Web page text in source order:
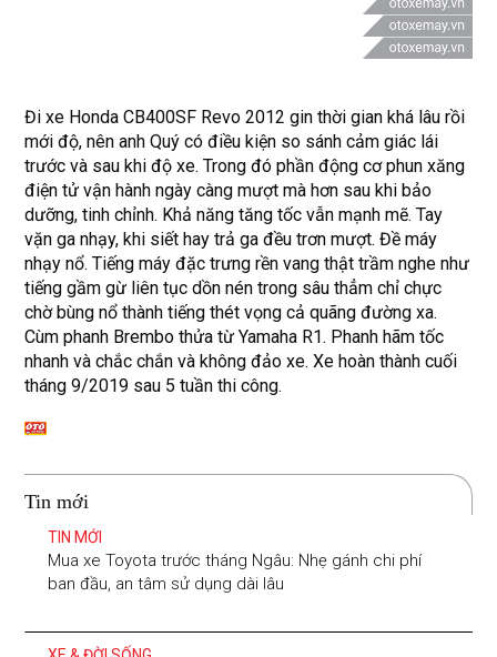
Đi xe Honda CB400SF Revo 2012 gin thời gian khá lâu rồi
mới độ, nên anh Quý có điều kiện so sánh cảm giác lái
trước và sau khi độ xe. Trong đó phần động cơ phun xăng
điện tử vận hành ngày càng mượt mà hơn sau khi bảo
dưỡng, tinh chỉnh. Khả năng tăng tốc vẫn mạnh mẽ. Tay
vặn ga nhạy, khi siết hay trả ga đều trơn mượt. Đề máy
nhạy nổ. Tiếng máy đặc trưng rền vang thật trầm nghe như
tiếng gầm gừ liên tục dồn nén trong sâu thẳm chỉ chực
chờ bùng nổ thành tiếng thét vọng cả quãng đường xa.
Cùm phanh Brembo thửa từ Yamaha R1. Phanh hãm tốc
nhanh và chắc chắn và không đảo xe. Xe hoàn thành cuối
tháng 9/2019 sau 5 tuần thi công.
Tin mới
TIN MỚI
Mua xe Toyota trước tháng Ngâu: Nhẹ gánh chi phí
ban đầu, an tâm sử dụng dài lâu